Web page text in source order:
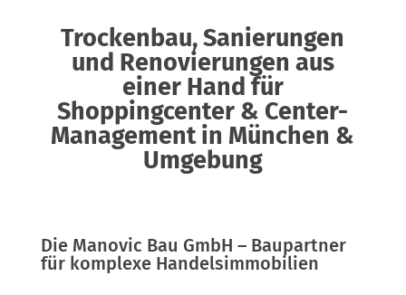
Trockenbau, Sanierungen
und Renovierungen aus
einer Hand für
Shoppingcenter & Center-
Management in München &
Umgebung
Die Manovic Bau GmbH – Baupartner
für komplexe Handelsimmobilien